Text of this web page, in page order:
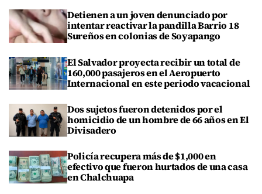
Detienen a un joven denunciado por
intentar reactivar la pandilla Barrio 18
Sureños en colonias de Soyapango
El Salvador proyecta recibir un total de
160,000 pasajeros en el Aeropuerto
Internacional en este periodo vacacional
Dos sujetos fueron detenidos por el
homicidio de un hombre de 66 años en El
Divisadero
Policía recupera más de $1,000 en
efectivo que fueron hurtados de una casa
en Chalchuapa